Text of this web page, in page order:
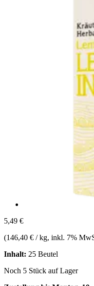
5,49 €
(146,40 € / kg, inkl. 7%
Inhalt: 25 Beutel
Noch 5 Stück auf Lager